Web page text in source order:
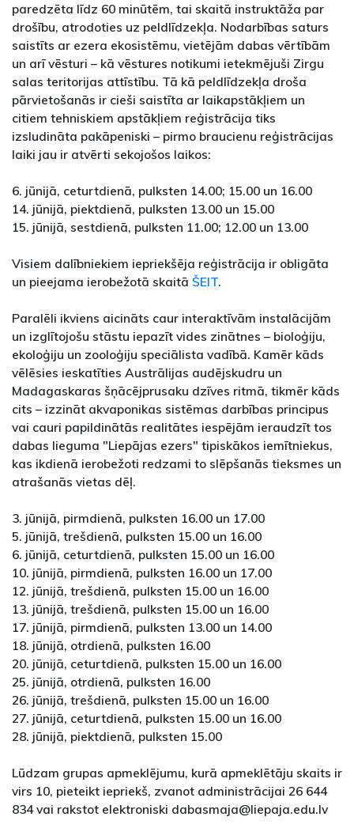
paredzēta līdz 60 minūtēm, tai skaitā instruktāža par
drošību, atrodoties uz peldlīdzekļa. Nodarbības saturs
saistīts ar ezera ekosistēmu, vietējām dabas vērtībām
un arī vēsturi – kā vēstures notikumi ietekmējuši Zirgu
salas teritorijas attīstību. Tā kā peldlīdzekļa droša
pārvietošanās ir cieši saistīta ar laikapstākļiem un
citiem tehniskiem apstākļiem reģistrācija tiks
izsludināta pakāpeniski – pirmo braucienu reģistrācijas
laiki jau ir atvērti sekojošos laikos:
6. jūnijā, ceturtdienā, pulksten 14.00; 15.00 un 16.00
14. jūnijā, piektdienā, pulksten 13.00 un 15.00
15. jūnijā, sestdienā, pulksten 11.00; 12.00 un 13.00
Visiem dalībniekiem iepriekšēja reģistrācija ir obligāta
un pieejama ierobežotā skaitā ŠEIT.
Paralēli ikviens aicināts caur interaktīvām instalācijām
un izglītojošu stāstu iepazīt vides zinātnes – bioloģiju,
ekoloģiju un zooloģiju speciālista vadībā. Kamēr kāds
vēlēsies ieskatīties Austrālijas audējskudru un
Madagaskaras šņācējprusaku dzīves ritmā, tikmēr kāds
cits – izzināt akvaponikas sistēmas darbības principus
vai cauri papildinātās realitātes iespējām ieraudzīt tos
dabas lieguma "Liepājas ezers" tipiskākos iemītniekus,
kas ikdienā ierobežoti redzami to slēpšanās tieksmes un
atrašanās vietas dēļ.
3. jūnijā, pirmdienā, pulksten 16.00 un 17.00
5. jūnijā, trešdienā, pulksten 15.00 un 16.00
6. jūnijā, ceturtdienā, pulksten 15.00 un 16.00
10. jūnijā, pirmdienā, pulksten 16.00 un 17.00
12. jūnijā, trešdienā, pulksten 15.00 un 16.00
13. jūnijā, trešdienā, pulksten 15.00 un 16.00
17. jūnijā, pirmdienā, pulksten 13.00 un 14.00
18. jūnijā, otrdienā, pulksten 16.00
20. jūnijā, ceturtdienā, pulksten 15.00 un 16.00
25. jūnijā, otrdienā, pulksten 16.00
26. jūnijā, trešdienā, pulksten 15.00 un 16.00
27. jūnijā, ceturtdienā, pulksten 15.00 un 16.00
28. jūnijā, piektdienā, pulksten 15.00
Lūdzam grupas apmeklējumu, kurā apmeklētāju skaits ir
virs 10, pieteikt iepriekš, zvanot administrācijai 26 644
834 vai rakstot elektroniski dabasmaja@liepaja.edu.lv